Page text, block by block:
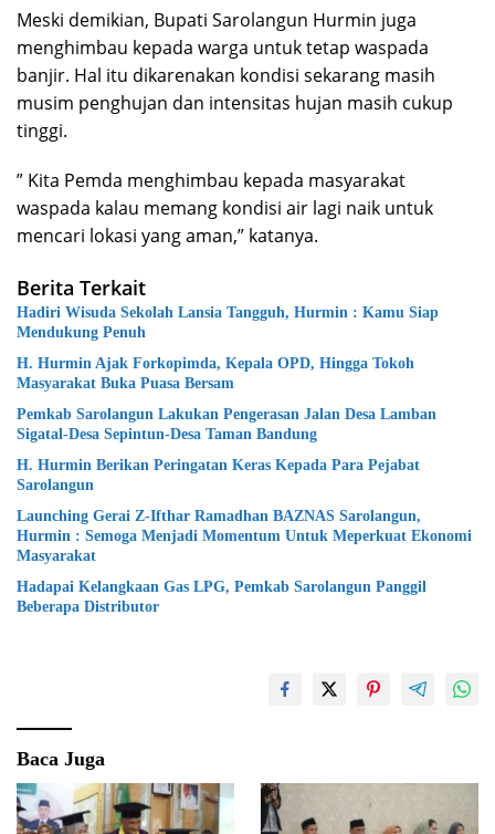
Meski demikian, Bupati Sarolangun Hurmin juga
menghimbau kepada warga untuk tetap waspada
banjir. Hal itu dikarenakan kondisi sekarang masih
musim penghujan dan intensitas hujan masih cukup
tinggi.
” Kita Pemda menghimbau kepada masyarakat
waspada kalau memang kondisi air lagi naik untuk
mencari lokasi yang aman,” katanya.
Berita Terkait
Hadiri Wisuda Sekolah Lansia Tangguh, Hurmin : Kamu Siap
Mendukung Penuh
H. Hurmin Ajak Forkopimda, Kepala OPD, Hingga Tokoh
Masyarakat Buka Puasa Bersam
Pemkab Sarolangun Lakukan Pengerasan Jalan Desa Lamban
Sigatal-Desa Sepintun-Desa Taman Bandung
H. Hurmin Berikan Peringatan Keras Kepada Para Pejabat
Sarolangun
Launching Gerai Z-Ifthar Ramadhan BAZNAS Sarolangun,
Hurmin : Semoga Menjadi Momentum Untuk Meperkuat Ekonomi
Masyarakat
Hadapai Kelangkaan Gas LPG, Pemkab Sarolangun Panggil
Beberapa Distributor
Baca Juga